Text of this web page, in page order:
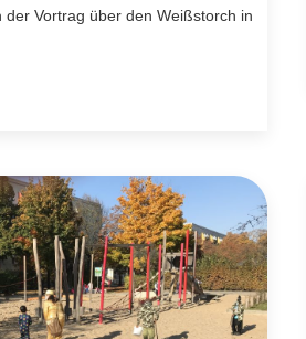
der Vortrag über den Weißstorch in